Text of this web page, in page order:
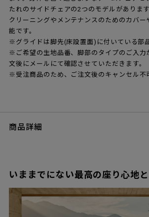
たれのサイドチェアの2つのモデルがありま
クリーニングやメンテナンスのためのカバー
能です。
※グライドは脚先(床設置面)に付いている部
※ご希望の生地品番、脚部のタイプのご入力
文後にメールにて確認させていただきます。
※受注商品のため、ご注文後のキャンセル不
商品詳細
いままでにない最高の座り心地